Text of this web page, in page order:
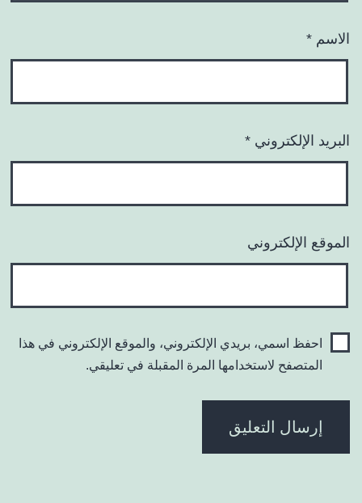
الاسم *
البريد الإلكتروني *
الموقع الإلكتروني
احفظ اسمي، بريدي الإلكتروني، والموقع الإلكتروني في هذا
المتصفح لاستخدامها المرة المقبلة في تعليقي.